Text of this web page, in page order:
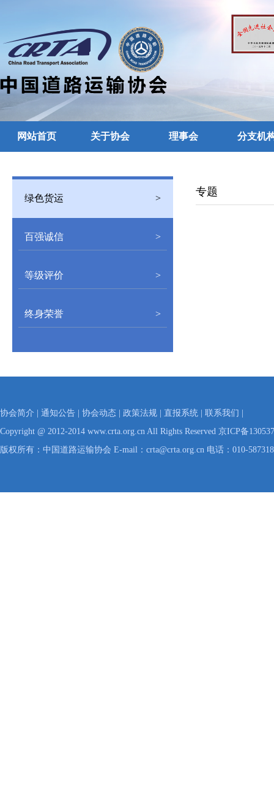
网站首页 关于协会 理事会 分支机
绿色货运 >
百强诚信 >
等级评价 >
终身荣誉 >
专题
协会简介 通知公告 协会动态 政策法规 直报系统 联系我们
Copyright @ 2012-2014 www.crta.org.cn All Rights Reserved 京ICP备
版权所有：中国道路运输协会 E-mail：crta@crta.org.cn 电话：010-